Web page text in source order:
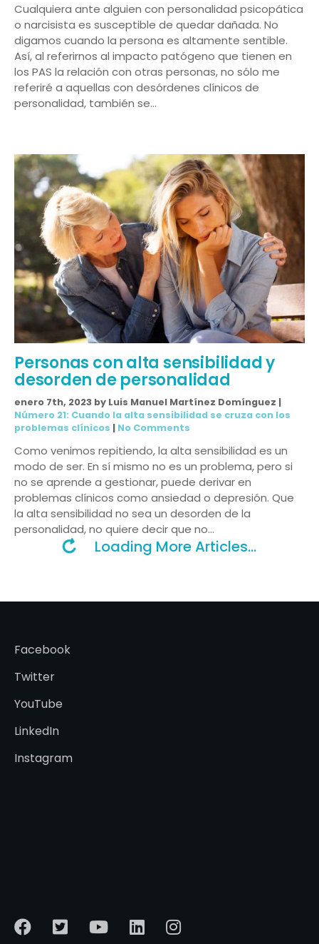
Cualquiera ante alguien con personalidad psicopática
o narcisista es susceptible de quedar dañada. No
digamos cuando la persona es altamente sentible.
Así, al referirnos al impacto patógeno que tienen en
los PAS la relación con otras personas, no sólo me
referiré a aquellas con desórdenes clínicos de
personalidad, también se…
Personas con alta sensibilidad y
desorden de personalidad
enero 7th, 2023 by Luis Manuel Martínez Domínguez |
Número 21: Cuando la alta sensibilidad se cruza con los
problemas clínicos | No Comments
Como venimos repitiendo, la alta sensibilidad es un
modo de ser. En sí mismo no es un problema, pero si
no se aprende a gestionar, puede derivar en
problemas clínicos como ansiedad o depresión. Que
la alta sensibilidad no sea un desorden de la
personalidad, no quiere decir que no…
Loading More Articles...
Facebook
Twitter
YouTube
LinkedIn
Instagram